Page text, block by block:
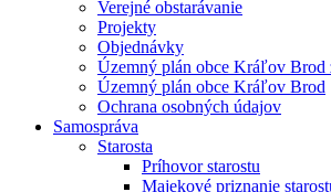
Verejné obstarávanie
Projekty
Objednávky
Územný plán obce Kráľov Brod
Územný plán obce Kráľov Brod
Ochrana osobných údajov
Samospráva
Starosta
Príhovor starostu
Majekové priznanie